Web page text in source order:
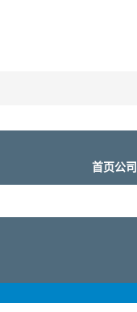
首页公司